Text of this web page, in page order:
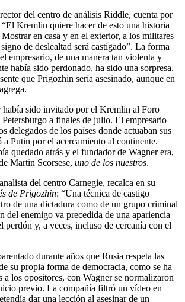
del centro de análisis Riddle, cuenta por
Kremlin quiere hacer de esto una historia
en casa y en el exterior, a los militares
de deslealtad será castigado”. La forma
empresario, de una manera tan violenta y
había sido perdonado, ha sido una sorpresa.
que Prigozhin sería asesinado, aunque en
había sido invitado por el Kremlin al Foro
a finales de julio. El empresario
delegados de los países donde actuaban sus
a Putin por el acercamiento al continente.
quedado atrás y el fundador de Wagner era,
Martin Scorsese, uno de los nuestros.
del centro Carnegie, recalca en su
de Prigozhin: “Una técnica de castigo
de una dictadura como de un grupo criminal
del enemigo va precedida de una apariencia
perdón y, a veces, incluso de cercanía con el
durante años que Rusia respeta las
su propia forma de democracia, como se ha
a los opositores, con Wagner se normalizaron
previo. La compañía filtró un vídeo en
dar una lección al asesinar de un